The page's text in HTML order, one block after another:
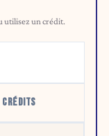
utilisez un crédit.
CRÉDITS